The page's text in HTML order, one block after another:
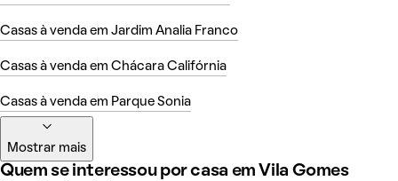
Casas à venda em Jardim Analia Franco
Casas à venda em Chácara Califórnia
Casas à venda em Parque Sonia
Mostrar mais
Quem se interessou por casa em Vila Gomes